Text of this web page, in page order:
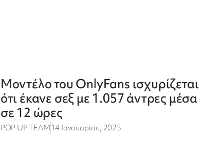
Μοντέλο του OnlyFans ισχυρίζεται
ότι έκανε σεξ με 1.057 άντρες μέσα
σε 12 ώρες
POP UP TEAM14 Ιανουαρίου, 2025